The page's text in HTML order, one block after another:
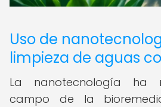
Uso de
limpieza de aguas
La nanotecnología ha
campo de la